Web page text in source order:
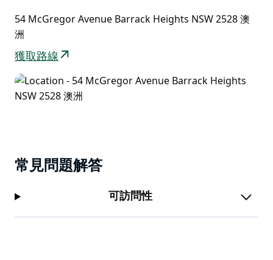
54 McGregor Avenue Barrack Heights NSW 2528 澳
洲
獲取路線
常見問題解答
可訪問性